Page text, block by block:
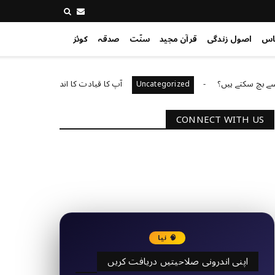
اصول زندگی قرآن مجید سنّت صدقہ کوئز
ہیں؟ Uncategorized آپ کا قیادت کا انداز کیا ہے؟
CONNECT WITH US
🧠 نیا
اپنی اندرونی صلاحیتیں دریافت کریں